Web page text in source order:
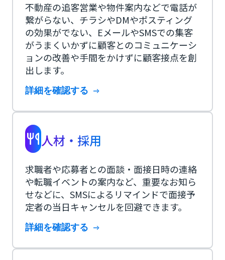
不動産の追客営業や物件案内などで電話が
繋がらない、チラシやDMやポスティング
の効果がでない、EメールやSMSでの集客
がうまくいかずに顧客とのコミュニケーシ
ョンの改善や手間をかけずに顧客接点を創
出します。
詳細を確認する
人材・採用
求職者や応募者との面談・面接日時の連絡
や転職イベントの案内など、重要なお知ら
せなどに、SMSによるリマインドで面接予
定者の当日キャンセルを回避できます。
詳細を確認する